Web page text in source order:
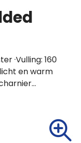
·Vulling: 160
en warm